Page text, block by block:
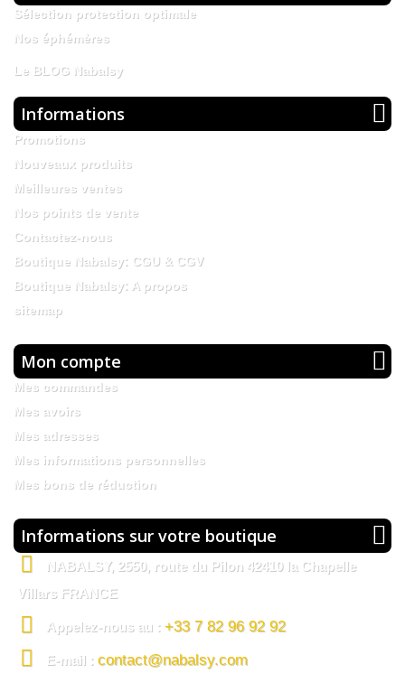
Sélection protection optimale
Nos éphémères
Le BLOG Nabalsy
Informations
Promotions
Nouveaux produits
Meilleures ventes
Nos points de vente
Contactez-nous
Boutique Nabalsy: CGU & CGV
Boutique Nabalsy: A propos
sitemap
Mon compte
Mes commandes
Mes avoirs
Mes adresses
Mes informations personnelles
Mes bons de réduction
Informations sur votre boutique
NABALSY, 2550, route du Pilon 42410 la Chapelle
Villars FRANCE
Appelez-nous au : +33 7 82 96 92 92
E-mail : contact@nabalsy.com